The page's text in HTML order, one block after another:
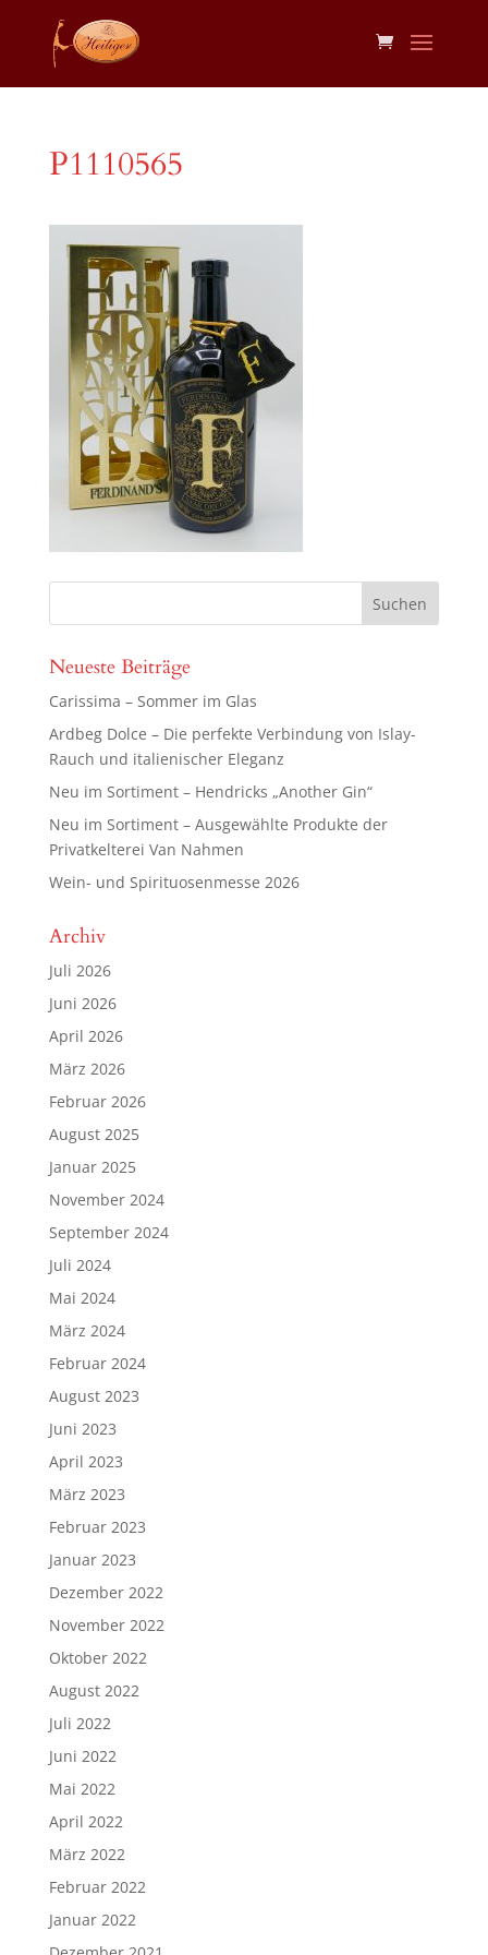
P1110565
Neueste Beiträge
Carissima – Sommer im Glas
Ardbeg Dolce – Die perfekte Verbindung von Islay-
Rauch und italienischer Eleganz
Neu im Sortiment – Hendricks „Another Gin“
Neu im Sortiment – Ausgewählte Produkte der
Privatkelterei Van Nahmen
Wein- und Spirituosenmesse 2026
Archiv
Juli 2026
Juni 2026
April 2026
März 2026
Februar 2026
August 2025
Januar 2025
November 2024
September 2024
Juli 2024
Mai 2024
März 2024
Februar 2024
August 2023
Juni 2023
April 2023
März 2023
Februar 2023
Januar 2023
Dezember 2022
November 2022
Oktober 2022
August 2022
Juli 2022
Juni 2022
Mai 2022
April 2022
März 2022
Februar 2022
Januar 2022